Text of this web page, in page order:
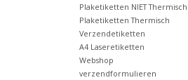
Plaketiketten NIET Thermisch
Plaketiketten Thermisch
Verzendetiketten
A4 Laseretiketten
Webshop
verzendformulieren